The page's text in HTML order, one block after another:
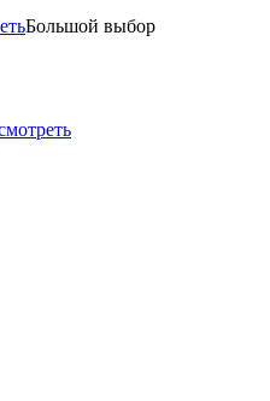
Большой выбор